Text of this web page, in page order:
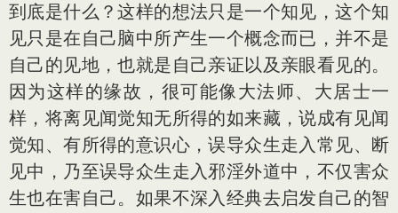
到底是什么？这样的想法只是一个知见，这个知
见只是在自己脑中所产生一个概念而已，并不是
自己的见地，也就是自己亲证以及亲眼看见的。
因为这样的缘故，很可能像大法师、大居士一
样，将离见闻觉知无所得的如来藏，说成有见闻
觉知、有所得的意识心，误导众生走入常见、断
见中，乃至误导众生走入邪淫外道中，不仅害众
生也在害自己。如果不深入经典去启发自己的智